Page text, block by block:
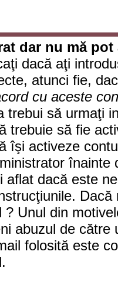
dar nu mă
dacă aţi
atunci fie,
cu aceste
trebui să urmaţi
trebuie să fie
îşi activeze
înainte
aflat dacă este
? Unul din
abuzul de către
folosită este